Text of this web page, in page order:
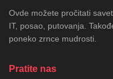
Ovde možete pročitati
IT, posao, putovanja.
poneko zrnce mudrosti.
Pratite nas